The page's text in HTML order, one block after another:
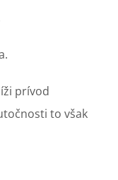
prívod
to však